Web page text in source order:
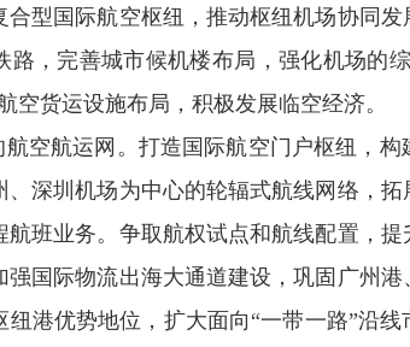
型国际航空枢纽，推动枢纽机场协同
路，完善城市候机楼布局，强化机场的
空货运设施布局，积极发展临空经济。
空航运网。打造国际航空门户枢纽，
深圳机场为中心的轮辐式航线网络，
航班业务。争取航权试点和航线配置，
国际物流出海大通道建设，巩固广州港
港优势地位，扩大面向“一带一路”沿